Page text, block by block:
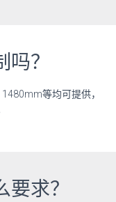
？
1480mm等均可提供，
求？